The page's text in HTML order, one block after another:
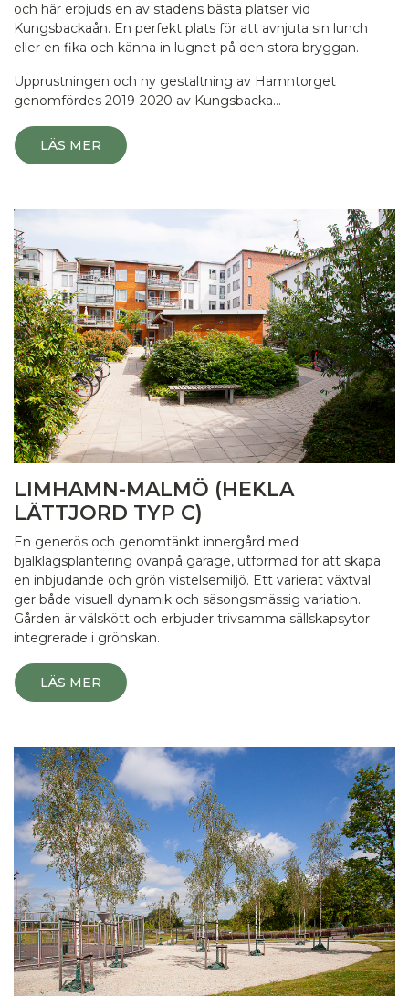
och här erbjuds en av stadens bästa platser vid
Kungsbackaån. En perfekt plats för att avnjuta sin lunch
eller en fika och känna in lugnet på den stora bryggan.
Upprustningen och ny gestaltning av Hamntorget
genomfördes 2019-2020 av Kungsbacka…
LÄS MER
LIMHAMN-MALMÖ (HEKLA
LÄTTJORD TYP C)
En generös och genomtänkt innergård med
bjälklagsplantering ovanpå garage, utformad för att skapa
en inbjudande och grön vistelsemiljö. Ett varierat växtval
ger både visuell dynamik och säsongsmässig variation.
Gården är välskött och erbjuder trivsamma sällskapsytor
integrerade i grönskan.
LÄS MER